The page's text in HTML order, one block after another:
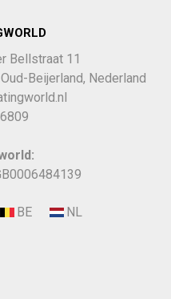
Bellstraat 11
Beijerland, Nederland